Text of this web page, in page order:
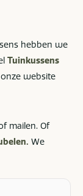
hebben we
Tuinkussens
website
mailen. Of
We